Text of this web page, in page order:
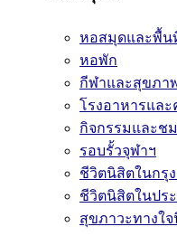
หอสมุดและพื้น
หอพัก
กีฬาและสุขภา
โรงอาหารและ
กิจกรรมและช
รอบรั้วจุฬาฯ
ชีวิตนิสิตในกรุง
ชีวิตนิสิตในปร
สุขภาวะทางใ